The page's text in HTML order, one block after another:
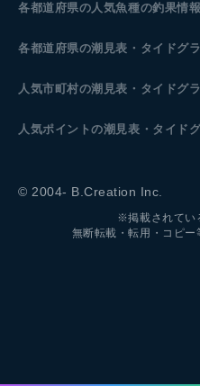
各都道府県の人気魚種の釣果情報
各都道府県の潮見表 ・タイドグ
人気市町村の潮見表・タイドグ
人気ポイントの潮見表・タイド
© 2004- B.Creation Inc.
※掲載されてい
無断転載・転用・コピー